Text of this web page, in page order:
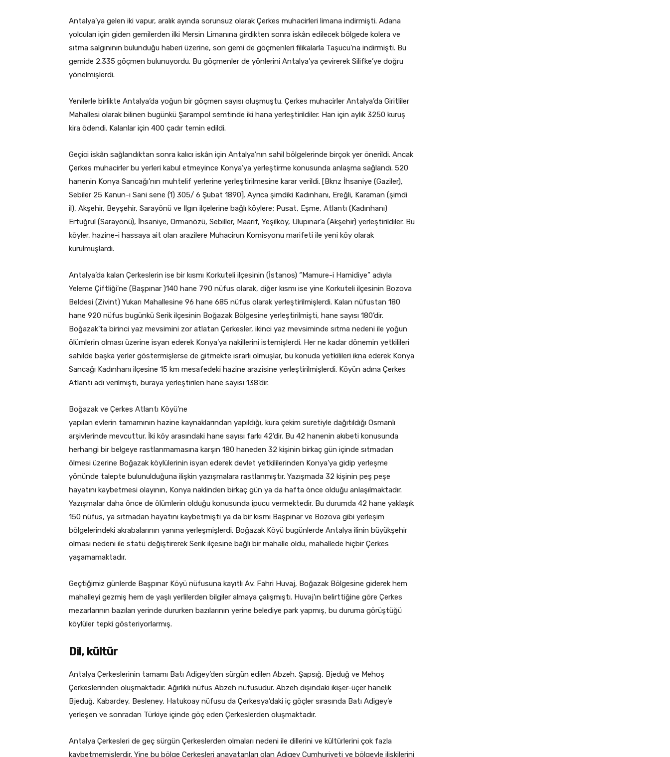
Antalya’ya gelen iki vapur, aralık ayında sorunsuz olarak Çerkes muhacirleri limana indirmişti. Adana
yolcuları için giden gemilerden ilki Mersin Limanına girdikten sonra iskân edilecek bölgede kolera ve
sıtma salgınının bulunduğu haberi üzerine, son gemi de göçmenleri filikalarla Taşucu’na indirmişti. Bu
gemide 2.335 göçmen bulunuyordu. Bu göçmenler de yönlerini Antalya’ya çevirerek Silifke’ye doğru
yönelmişlerdi.
Yenilerle birlikte Antalya’da yoğun bir göçmen sayısı oluşmuştu. Çerkes muhacirler Antalya’da Giritliler
Mahallesi olarak bilinen bugünkü Şarampol semtinde iki hana yerleştirildiler. Han için aylık 3250 kuruş
kira ödendi. Kalanlar için 400 çadır temin edildi.
Geçici iskân sağlandıktan sonra kalıcı iskân için Antalya’nın sahil bölgelerinde birçok yer önerildi. Ancak
Çerkes muhacirler bu yerleri kabul etmeyince Konya’ya yerleştirme konusunda anlaşma sağlandı. 520
hanenin Konya Sancağı’nın muhtelif yerlerine yerleştirilmesine karar verildi. [Bknz İhsaniye (Gaziler),
Sebiler 25 Kanun-ı Sani sene (1) 305/ 6 Şubat 1890]. Ayrıca şimdiki Kadınhanı, Ereğli, Karaman (şimdi
il), Akşehir, Beyşehir, Sarayönü ve Ilgın ilçelerine bağlı köylere; Pusat, Eşme, Atlantı (Kadınhanı)
Ertuğrul (Sarayönü), İhsaniye, Ormanözü, Sebiller, Maarif, Yeşilköy, Ulupınar’a (Akşehir) yerleştirildiler. Bu
köyler, hazine-i hassaya ait olan arazilere Muhacirun Komisyonu marifeti ile yeni köy olarak
kurulmuşlardı.
Antalya’da kalan Çerkeslerin ise bir kısmı Korkuteli ilçesinin (İstanos) “Mamure-i Hamidiye” adıyla
Yeleme Çiftliği’ne (Başpınar )140 hane 790 nüfus olarak, diğer kısmı ise yine Korkuteli ilçesinin Bozova
Beldesi (Zivint) Yukarı Mahallesine 96 hane 685 nüfus olarak yerleştirilmişlerdi. Kalan nüfustan 180
hane 920 nüfus bugünkü Serik ilçesinin Boğazak Bölgesine yerleştirilmişti, hane sayısı 180’dir.
Boğazak’ta birinci yaz mevsimini zor atlatan Çerkesler, ikinci yaz mevsiminde sıtma nedeni ile yoğun
ölümlerin olması üzerine isyan ederek Konya’ya nakillerini istemişlerdi. Her ne kadar dönemin yetkilileri
sahilde başka yerler göstermişlerse de gitmekte ısrarlı olmuşlar, bu konuda yetkilileri ikna ederek Konya
Sancağı Kadınhanı ilçesine 15 km mesafedeki hazine arazisine yerleştirilmişlerdi. Köyün adına Çerkes
Atlantı adı verilmişti, buraya yerleştirilen hane sayısı 138’dir.
Boğazak ve Çerkes Atlantı Köyü’ne
yapılan evlerin tamamının hazine kaynaklarından yapıldığı, kura çekim suretiyle dağıtıldığı Osmanlı
arşivlerinde mevcuttur. İki köy arasındaki hane sayısı farkı 42’dir. Bu 42 hanenin akıbeti konusunda
herhangi bir belgeye rastlanmamasına karşın 180 haneden 32 kişinin birkaç gün içinde sıtmadan
ölmesi üzerine Boğazak köylülerinin isyan ederek devlet yetkililerinden Konya’ya gidip yerleşme
yönünde talepte bulunulduğuna ilişkin yazışmalara rastlanmıştır. Yazışmada 32 kişinin peş peşe
hayatını kaybetmesi olayının, Konya naklinden birkaç gün ya da hafta önce olduğu anlaşılmaktadır.
Yazışmalar daha önce de ölümlerin olduğu konusunda ipucu vermektedir. Bu durumda 42 hane yaklaşık
150 nüfus, ya sıtmadan hayatını kaybetmişti ya da bir kısmı Başpınar ve Bozova gibi yerleşim
bölgelerindeki akrabalarının yanına yerleşmişlerdi. Boğazak Köyü bugünlerde Antalya ilinin büyükşehir
olması nedeni ile statü değiştirerek Serik ilçesine bağlı bir mahalle oldu, mahallede hiçbir Çerkes
yaşamamaktadır.
Geçtiğimiz günlerde Başpınar Köyü nüfusuna kayıtlı Av. Fahri Huvaj, Boğazak Bölgesine giderek hem
mahalleyi gezmiş hem de yaşlı yerlilerden bilgiler almaya çalışmıştı. Huvaj’ın belirttiğine göre Çerkes
mezarlarının bazıları yerinde dururken bazılarının yerine belediye park yapmış, bu duruma görüştüğü
köylüler tepki gösteriyorlarmış.
Dil, kültür
Antalya Çerkeslerinin tamamı Batı Adigey’den sürgün edilen Abzeh, Şapsığ, Bjeduğ ve Mehoş
Çerkeslerinden oluşmaktadır. Ağırlıklı nüfus Abzeh nüfusudur. Abzeh dışındaki ikişer-üçer hanelik
Bjeduğ, Kabardey, Besleney, Hatukoay nüfusu da Çerkesya’daki iç göçler sırasında Batı Adigey’e
yerleşen ve sonradan Türkiye içinde göç eden Çerkeslerden oluşmaktadır.
Antalya Çerkesleri de geç sürgün Çerkeslerden olmaları nedeni ile dillerini ve kültürlerini çok fazla
kaybetmemişlerdir. Yine bu bölge Çerkesleri anavatanları olan Adigey Cumhuriyeti ve bölgeyle ilişkilerini